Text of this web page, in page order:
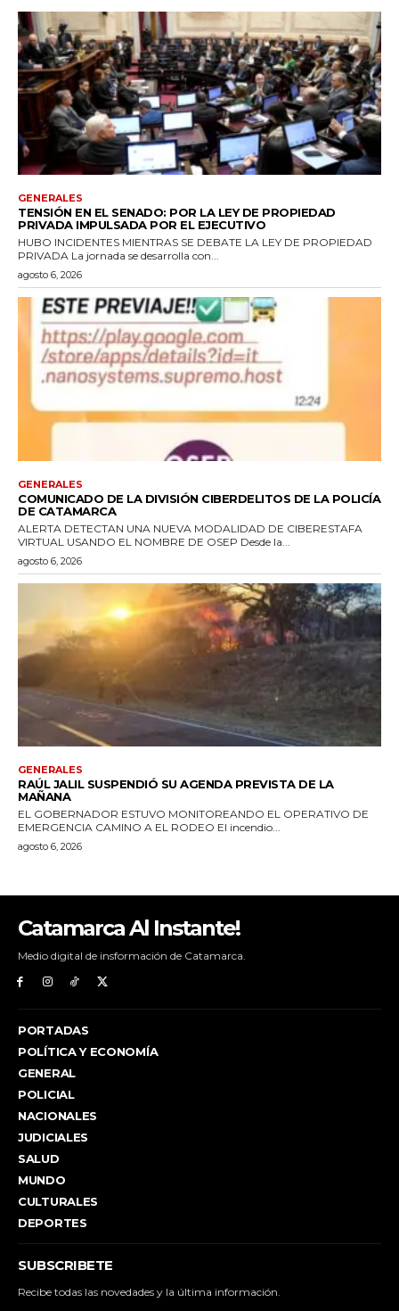
Catamarca Al Instante!
Medio digital de insformación de Catamarca.
PORTADAS
POLÍTICA Y ECONOMÍA
GENERAL
POLICIAL
NACIONALES
JUDICIALES
SALUD
MUNDO
CULTURALES
DEPORTES
SUBSCRIBETE
Recibe todas las novedades y la última información.